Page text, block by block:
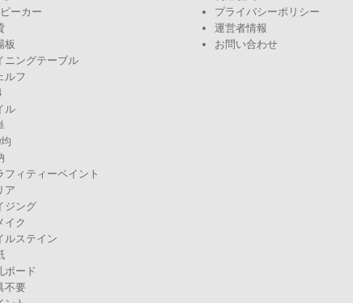
ーカー
板
ニングテーブル
ルフ
ル
フィティーペイント
ア
ジング
イク
ルステイン
ボード
不要
プライバシーポリシー
運営者情報
お問い合わせ